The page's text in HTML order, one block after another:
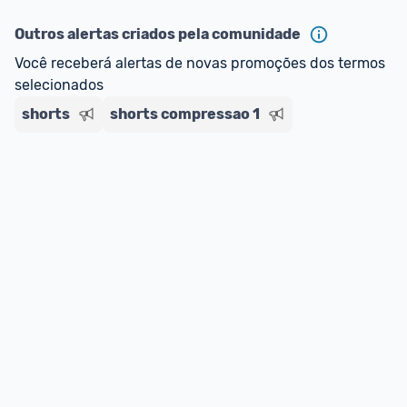
E lembre-se: você sempre pode contar ajuda da
comunidade para tirar dúvidas ou acionar os
nossos Admins marcando
comentário ou através do Fale com o Promobit.
Outros alertas criados pela comunidade
Você receberá alertas de novas promoções dos termos
selecionados
shorts
shorts compressao 1